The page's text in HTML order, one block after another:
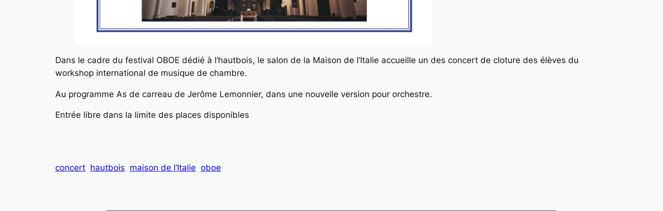
Dans le cadre du festival OBOE dédié à l’hautbois, le salon de la Maison de l’Italie accueille un des concert de cloture des élèves du
workshop international de musique de chambre.
Au programme As de carreau de Jerôme Lemonnier, dans une nouvelle version pour orchestre.
Entrée libre dans la limite des places disponibles
concert hautbois maison de l’Italie oboe